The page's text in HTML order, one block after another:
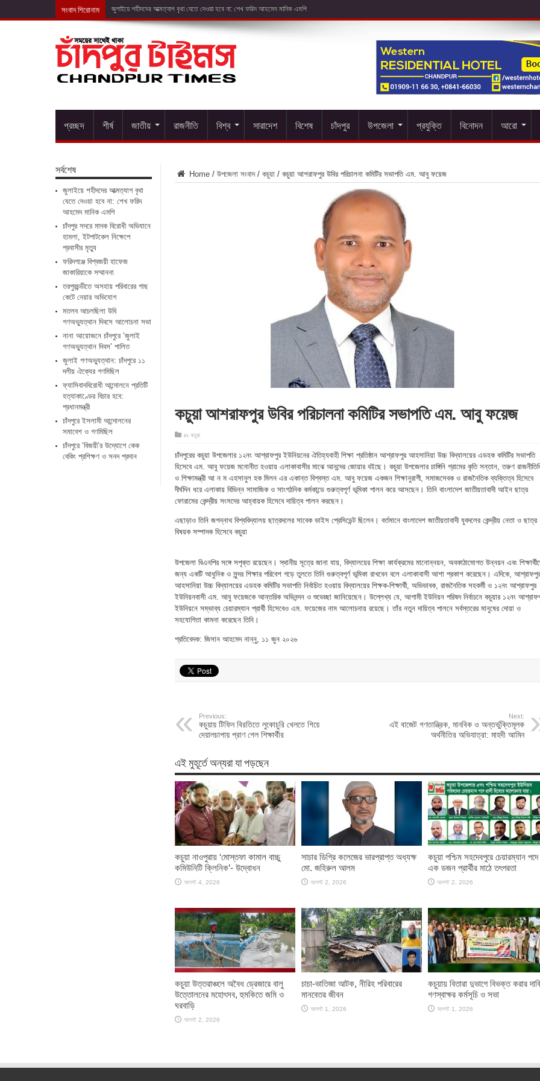
সংবাদ শিরোনাম চাঁদপুর
প্রচ্ছদ শীর্ষ জাতীয় রাজনীতি বিশ্ব সারাদেশ বিশেষ চাঁদপুর উপজেলা প্রযুক্তি বিনোদন আরো
Home / উপজেলা সংবাদ / কচুয়া / কচুয়া আশরাফপুর উবির পরিচালনা কমিটির সভাপতি এম. আবু ফয়েজ
কচুয়া আশরাফপুর উবির পরিচালনা কমিটির সভাপতি এম. আবু ফয়েজ
in কচুয়া
চাঁদপুরের কচুয়া উপজেলার ১২নং আশ্রাফপুর ইউনিয়নের ঐতিহ্যবাহী শিক্ষা প্রতিষ্ঠান আশ্রাফপুর আহসানিয়া উচ্চ বিদ্যালয়ের এডহক কমিটির সভাপতি
হিসেবে এম. আবু ফয়েজ মনোনীত হওয়ায় এলাকাবাসীর মাঝে আনন্দের জোয়ার বইছে। কচুয়া উপজেলার চাঙ্গিনি গ্রামের কৃতি সন্তান, তরুণ
ও শিক্ষামন্ত্রী আ ন ম এহসানুল হক মিলন এর একান্ত বিশ্বস্ত এম. আবু ফয়েজ একজন শিক্ষানুরাগী, সমাজসেবক ও রাজনৈতিক ব্যক্তিত্ব হিসেবে
দীর্ঘদিন ধরে এলাকায় বিভিন্ন সামাজিক ও সাংগঠনিক কর্মকান্ডে গুরুত্বপূর্ণ ভূমিকা পালন করে আসছেন। তিনি বাংলাদেশ জাতীয়তাবাদী আইন ছাত্র
ফোরামের কেন্দ্রীয় সংসদের আহ্বায়ক হিসেবে দায়িত্ব পালন করছেন।
এছাড়াও তিনি জগন্নাথ বিশ্ববিদ্যালয় ছাত্রদলের সাবেক ভাইস প্রেসিডেন্ট ছিলেন। বর্তমানে বাংলাদেশ জাতীয়তাবাদী যুবদলের কেন্দ্রীয় নেতা ও ছাত্র
বিষয়ক সম্পাদক হিসেবে কচুয়া
উপজেলা বিএনপির সঙ্গে সপৃক্ত রয়েছেন। স্থানীয় সূত্রে জানা যায়, বিদ্যালয়ের শিক্ষা কার্যক্রমের মানোন্নয়ন, অবকাঠামোগত উন্নয়ন এবং
জন্য একটি আধুনিক ও সুন্দর শিক্ষার পরিবেশ গড়ে তুলতে তিনি গুরুত্বপূর্ণ ভূমিকা রাখবেন বলে এলাকাবাসী আশা প্রকাশ করেছেন। এদিকে, আশ্রাফপুর
আহসানিয়া উচ্চ বিদ্যালয়ের এডহক কমিটির সভাপতি নির্বাচিত হওয়ায় বিদ্যালয়ের শিক্ষক-শিক্ষার্থী, অভিভাবক, রাজনৈতিক সহকর্মী ও ১২নং আশ্রাফপুর
ইউনিয়নবাসী এম. আবু ফয়েজকে আন্তরিক অভিনন্দন ও শুভেচ্ছা জানিয়েছেন। উল্লেখ্য যে, আগামী ইউনিয়ন পরিষদ নির্বাচনে কচুয়ার ১২নং
ইউনিয়নে সম্ভাব্য চেয়ারম্যান প্রার্থী হিসেবেও এম. ফয়েজের নাম আলোচনায় রয়েছে। তাঁর নতুন দায়িত্ব পালনে সর্বস্তরের মানুষের দোয়া ও
সহযোগিতা কামনা করেছেন তিনি।
প্রতিবেদক: জিসান আহমেদ নান্নু, ১১ জুন ২০২৬
Previous:
কচুয়ায় টিফিন বিরতিতে লুকোচুরি খেলতে গিয়ে
দেয়ালচাপায় প্রাণ গেল শিক্ষার্থীর
Next:
এই বাজেট গণতান্ত্রিক, মানবিক ও অন্তর্ভুক্তিমূলক
অর্থনীতির অভিযাত্রা: মাহদী আমিন
এই মুহূর্তে অন্যরা যা পড়ছেন
কচুয়া নাওপুরায় ‘মোস্তফা কামাল বাচ্চু
কমিউনিটি ক্লিনিক’- উদ্বোধন
আগস্ট 4, 2026
সাচার ডিগ্রি কলেজের ভারপ্রাপ্ত অধ্যক্ষ
মো. জহিরুল আলম
আগস্ট 2, 2026
কচুয়া পশ্চিম সহদেবপুরে চেয়ারম্যান পদে
এক ডজন প্রার্থীর মাঠে তৎপরতা
আগস্ট 2, 2026
কচুয়া উত্তরাঞ্চলে অবৈধ ড্রেজারে বালু
উত্তোলনের মহোৎসব, হুমকিতে জমি ও
ঘরবাড়ি
আগস্ট 2, 2026
চাচা-ভাতিজা আটক, নীরিহ পরিবারের
মানবেতর জীবন
আগস্ট 1, 2026
কচুয়ায় বিতারা দুভাগে বিভক্ত করার
গণস্বাক্ষর কর্মসূচি ও সভা
আগস্ট 1, 2026
সর্বশেষ
জুলাইয়ে শহীদদের আত্মত্যাগ বৃথা
যেতে দেওয়া হবে না: শেখ ফরিদ
আহমেদ মানিক এমপি
চাঁদপুর সদরে মাদক বিরোধী অভিযানে
হামলা, ইটপাটকেল নিক্ষেপে
প্রবাসীর মৃত্যু
ফরিদগঞ্জে বিশ্বজয়ী হাফেজ
জাকারিয়াকে সম্মাননা
তরপুরচন্ডীতে অসহায় পরিবারের গাছ
কেটে নেয়ার অভিযোগ
মতলব আচলছিলা উবি
গণঅভ্যুত্থান দিবসে আলোচনা সভা
নানা আয়োজনে চাঁদপুরে ‘জুলাই
গণঅভ্যুত্থান দিবস’ পালিত
জুলাই গণঅভ্যুত্থান: চাঁদপুরে ১১
দলীয় ঐক্যের গণমিছিল
ফ্যাসিবাদবিরোধী আন্দোলনে প্রতিটি
হত্যাকাণ্ডের বিচার হবে:
প্রধানমন্ত্রী
চাঁদপুরে ইসলামী আন্দোলনের
সমাবেশ ও গণমিছিল
চাঁদপুরে ‘বিজয়ী’র উদ্যোগে কেক
বেকিং প্রশিক্ষণ ও সনদ প্রদান